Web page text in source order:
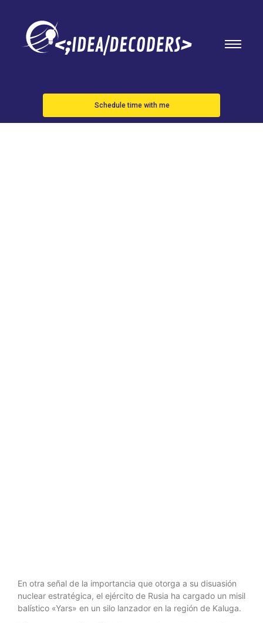
Schedule time with me
Rusia
En otra señal de la importancia que otorga a su disuasión
nuclear estratégica, el ejército de Rusia ha cargado un misil
balístico «Yars» en un silo lanzador en la región de Kaluga.